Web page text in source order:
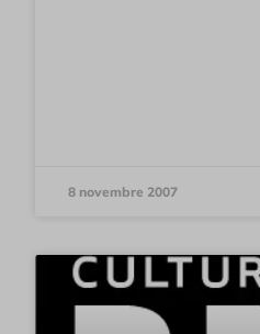
8 novembre 2007